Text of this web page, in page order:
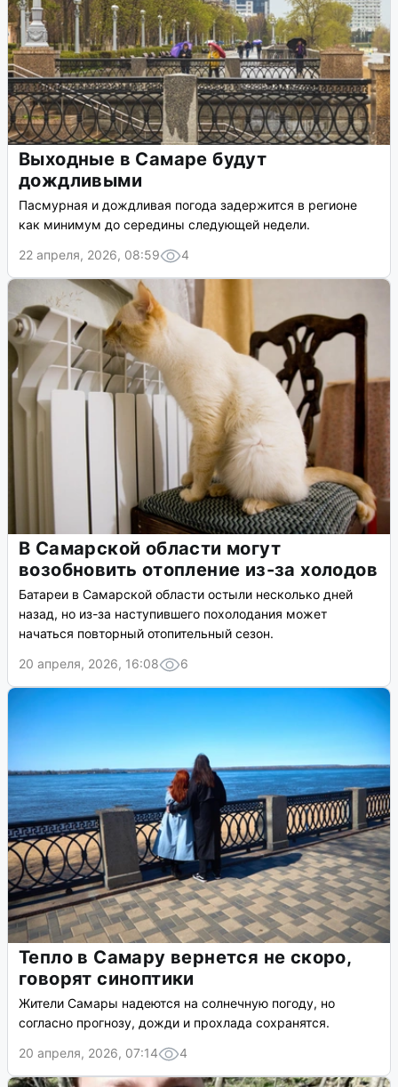
Выходные в Самаре будут
дождливыми
Пасмурная и дождливая погода задержится в регионе
как минимум до середины следующей недели.
22 апреля, 2026, 08:59
4
В Самарской области могут
возобновить отопление из-за холодов
Батареи в Самарской области остыли несколько дней
назад, но из-за наступившего похолодания может
начаться повторный отопительный сезон.
20 апреля, 2026, 16:08
6
Тепло в Самару вернется не скоро,
говорят синоптики
Жители Самары надеются на солнечную погоду, но
согласно прогнозу, дожди и прохлада сохранятся.
20 апреля, 2026, 07:14
4